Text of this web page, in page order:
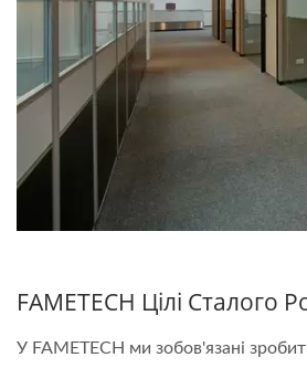
FAMETECH Цілі Сталого
У FAMETECH ми зобов'язані